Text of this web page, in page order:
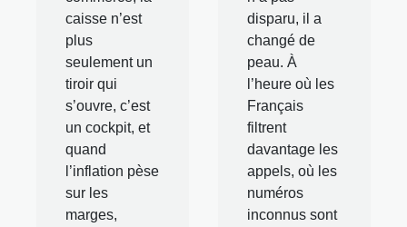
caisse n’est
plus
seulement un
tiroir qui
s’ouvre, c’est
un cockpit, et
quand
l’inflation pèse
sur les
marges,
disparu, il a
changé de
peau. À
l’heure où les
Français
filtrent
davantage les
appels, où les
numéros
inconnus sont